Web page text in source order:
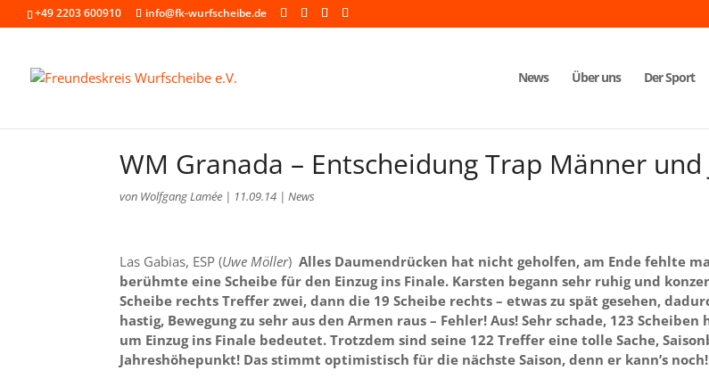
+49 2203 600910 info@fk-wurfscheibe.de
News Über uns Der Sport
WM Granada – Entscheidung Trap Männer und
von Wolfgang Lamée | 11.09.14 |News
Las Gabias, ESP (Uwe Möller)Alles Daumendrücken hat nicht geholfen, am Ende fehlte
berühmte eine Scheibe für den Einzug ins Finale. Karsten begann sehr ruhig und
Scheibe rechts Treffer zwei, dann die 19 Scheibe rechts – etwas zu spät gesehen,
hastig, Bewegung zu sehr aus den Armen raus – Fehler! Aus! Sehr schade, 123
um Einzug ins Finale bedeutet. Trotzdem sind seine 122 Treffer eine tolle Sache,
Jahreshöhepunkt! Das stimmt optimistisch für die nächste Saison, denn er kann’s noch!